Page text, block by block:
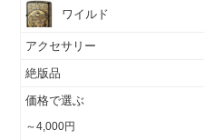
ワイルド
アクセサリー
絶版品
価格で選ぶ
～4,000円